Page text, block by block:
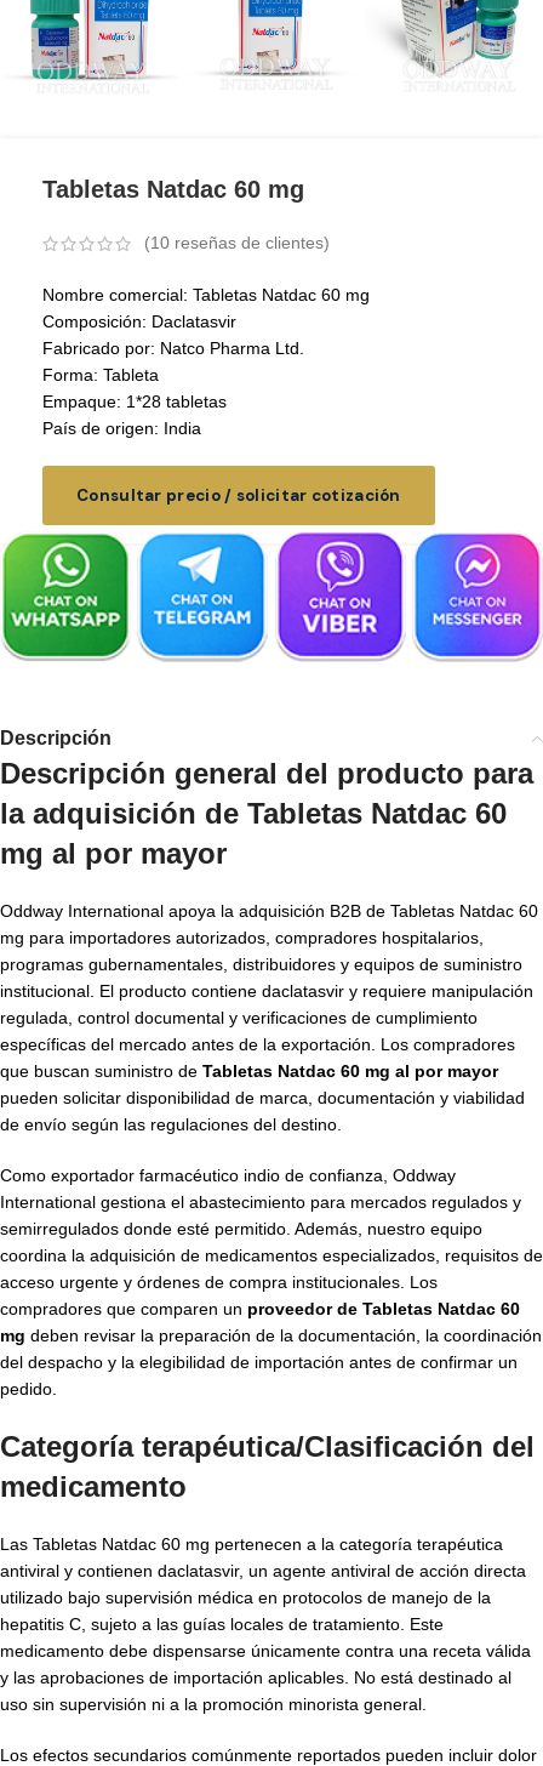
Tabletas Natdac 60 mg
(10 reseñas de clientes)
Nombre comercial: Tabletas Natdac 60 mg
Composición: Daclatasvir
Fabricado por: Natco Pharma Ltd.
Forma: Tableta
Empaque: 1*28 tabletas
País de origen: India
Consultar precio / solicitar cotización
Descripción
Descripción general del producto para
la adquisición de Tabletas Natdac 60
mg al por mayor
Oddway International apoya la adquisición B2B de Tabletas Natdac 60
mg para importadores autorizados, compradores hospitalarios,
programas gubernamentales, distribuidores y equipos de suministro
institucional. El producto contiene daclatasvir y requiere manipulación
regulada, control documental y verificaciones de cumplimiento
específicas del mercado antes de la exportación. Los compradores
que buscan suministro de Tabletas Natdac 60 mg al por mayor
pueden solicitar disponibilidad de marca, documentación y viabilidad
de envío según las regulaciones del destino.
Como exportador farmacéutico indio de confianza, Oddway
International gestiona el abastecimiento para mercados regulados y
semirregulados donde esté permitido. Además, nuestro equipo
coordina la adquisición de medicamentos especializados, requisitos de
acceso urgente y órdenes de compra institucionales. Los
compradores que comparen un proveedor de Tabletas Natdac 60
mg deben revisar la preparación de la documentación, la coordinación
del despacho y la elegibilidad de importación antes de confirmar un
pedido.
Categoría terapéutica/Clasificación del
medicamento
Las Tabletas Natdac 60 mg pertenecen a la categoría terapéutica
antiviral y contienen daclatasvir, un agente antiviral de acción directa
utilizado bajo supervisión médica en protocolos de manejo de la
hepatitis C, sujeto a las guías locales de tratamiento. Este
medicamento debe dispensarse únicamente contra una receta válida
y las aprobaciones de importación aplicables. No está destinado al
uso sin supervisión ni a la promoción minorista general.
Los efectos secundarios comúnmente reportados pueden incluir dolor